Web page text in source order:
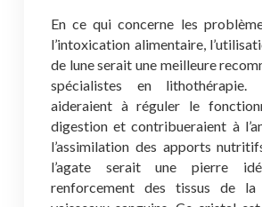
En ce qui concerne les
l’intoxication alimentaire,
de lune serait une meilleure
spécialistes en lithothérapie.
aideraient à réguler le
digestion et contribueraient à
l’assimilation des apports
l’agate serait une pierre
renforcement des tissus de